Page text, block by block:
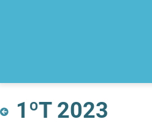
1ºT 2023